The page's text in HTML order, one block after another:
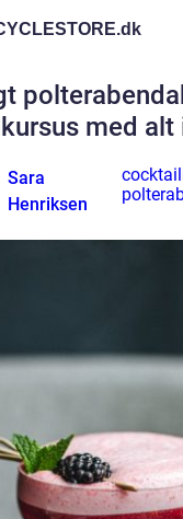
dk
med alt
Sara
Henriksen